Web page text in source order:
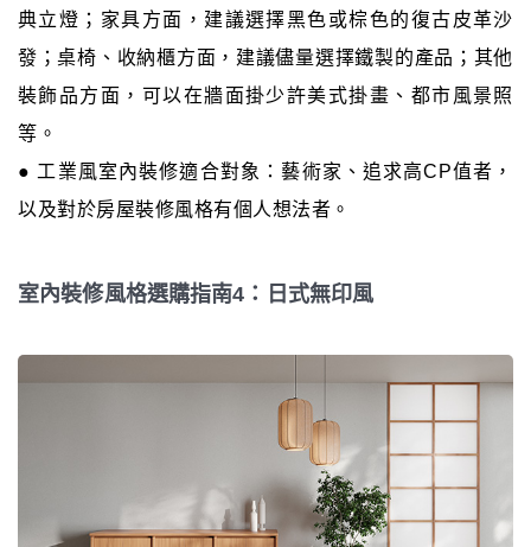
典立燈；家具方面，建議選擇黑色或棕色的復古皮革沙
發；桌椅、收納櫃方面，建議儘量選擇鐵製的產品；其他
裝飾品方面，可以在牆面掛少許美式掛畫、都市風景照
等。
● 工業風室內裝修適合對象：藝術家、追求高CP值者，
以及對於房屋裝修風格有個人想法者。
室內裝修風格選購指南4：日式無印風